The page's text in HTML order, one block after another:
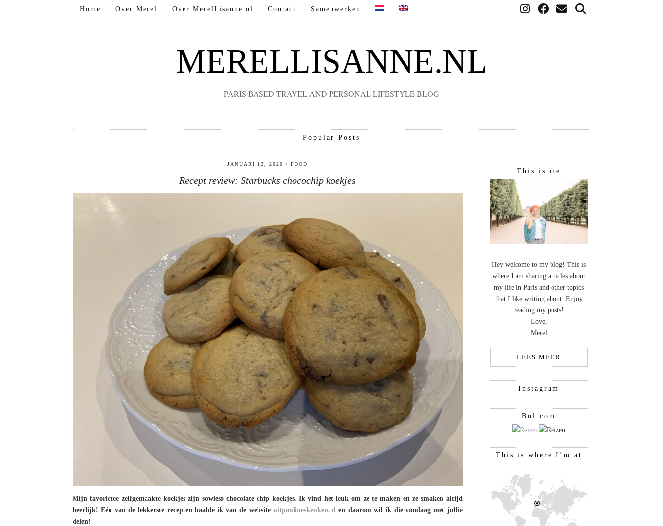
MERELLISANNE.NL
PARIS BASED TRAVEL AND PERSONAL LIFESTYLE BLOG
Home Over Merel Over MerelLisanne.nl Contact Samenwerken
Popular Posts
JANUARI 12, 2020 FOOD
Recept review: Starbucks chocochip koekjes
Mijn favorietee zelfgemaakte koekjes zijn sowieso chocolate chip koekjes. Ik vind het leuk om ze te maken en ze smaken altijd
heerlijk! Eén van de lekkerste recepten haalde ik van de website uitpaulineskeuken.nlen daarom wil ik die vandaag met jullie
delen!
This is me
Hey welcome to my blog! This is
where I am sharing articles about
my life in Paris and other topics
that I like writing about. Enjoy
reading my posts!
Love,
Merel
LEES MEER
Instagram
Bol.com
This is where I’m at